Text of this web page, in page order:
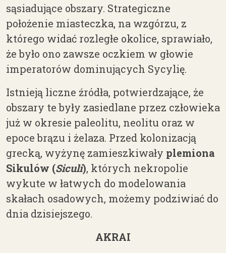
sąsiadujące obszary. Strategiczne
położenie miasteczka, na wzgórzu, z
którego widać rozległe okolice, sprawiało,
że było ono zawsze oczkiem w głowie
imperatorów dominujących Sycylię.
Istnieją liczne źródła, potwierdzające, że
obszary te były zasiedlane przez człowieka
już w okresie paleolitu, neolitu oraz w
epocebrązu i żelaza. Przed kolonizacją
grecką, wyżynę zamieszkiwały plemiona
Sikulów (Siculi), których nekropolie
wykute w łatwych do modelowania
skałach osadowych, możemy podziwiać do
dnia dzisiejszego.
AKRAI